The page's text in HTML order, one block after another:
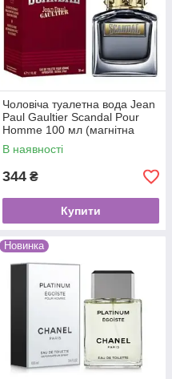
Чоловіча туалетна вода Jean
Paul Gaultier Scandal Pour
Homme 100 мл (магнітна
стрічка)
В наявності
344 ₴
Купити
Новинка